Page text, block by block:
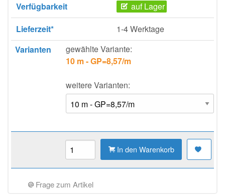
Verfügbarkeit
auf Lager
Lieferzeit*
1-4 Werktage
Varianten
gewählte Variante:
10 m - GP=8,57/m
weitere Varianten:
In den Warenkorb
Frage zum Artikel